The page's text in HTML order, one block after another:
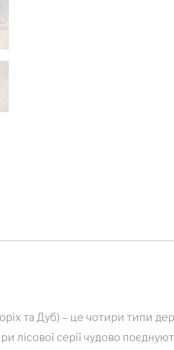
та Дуб) – це чотири типи
лісової серії чудово